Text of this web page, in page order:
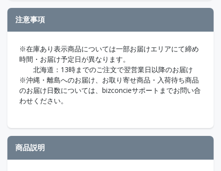
注意事項
※在庫あり表示商品については一部お届けエリアにて締め
時間・お届け予定日が異なります。
北海道：13時までのご注文で翌営業日以降のお届け
※沖縄・離島へのお届け、お取り寄せ商品・入荷待ち商品
のお届け日数については、bizconcieサポートまでお問い合
わせください。
商品説明